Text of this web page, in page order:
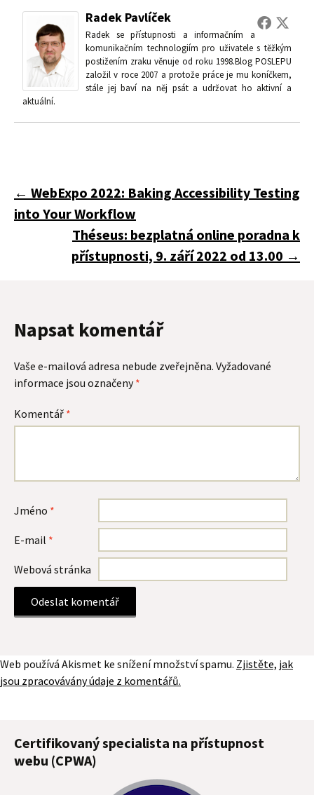
Radek Pavlíček
Radek se přístupnosti a informačním a
komunikačním technologiím pro uživatele s těžkým
postižením zraku věnuje od roku 1998.Blog POSLEPU
založil v roce 2007 a protože práce je mu koníčkem,
stále jej baví na něj psát a udržovat ho aktivní a
aktuální.
Navigace
← WebExpo 2022: Baking Accessibility Testing
into Your Workflow
Théseus: bezplatná online poradna k
přístupnosti, 9. září 2022 od 13.00 →
Napsat komentář
Vaše e-mailová adresa nebude zveřejněna. Vyžadované
informace jsou označeny*
Komentář *
Jméno *
E-mail *
Webová stránka
Web používá Akismet ke snížení množství spamu. Zjistěte, jak
jsou zpracovávány údaje z komentářů.
Certifikovaný specialista na přístupnost
webu (CPWA)